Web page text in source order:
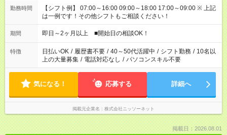
勤務時間
【シフト例】 07:00～16:00 09:00～18:00 17:00～09:00 ※ 上記
は一例です！その他シフトもご相談ください！
期間 即日～2ヶ月以上 ■開始日の相談OK！
特徴 日払いOK / 履歴書不要 / 40～50代活躍中 / シフト勤務 / 10名以
上の大量募集 / 電話対応なし / パソコンスキル不要
気になる！ 応募する 詳細へ
掲載元企業名 株式会社ニッソーネット
掲載日：2026.08.01